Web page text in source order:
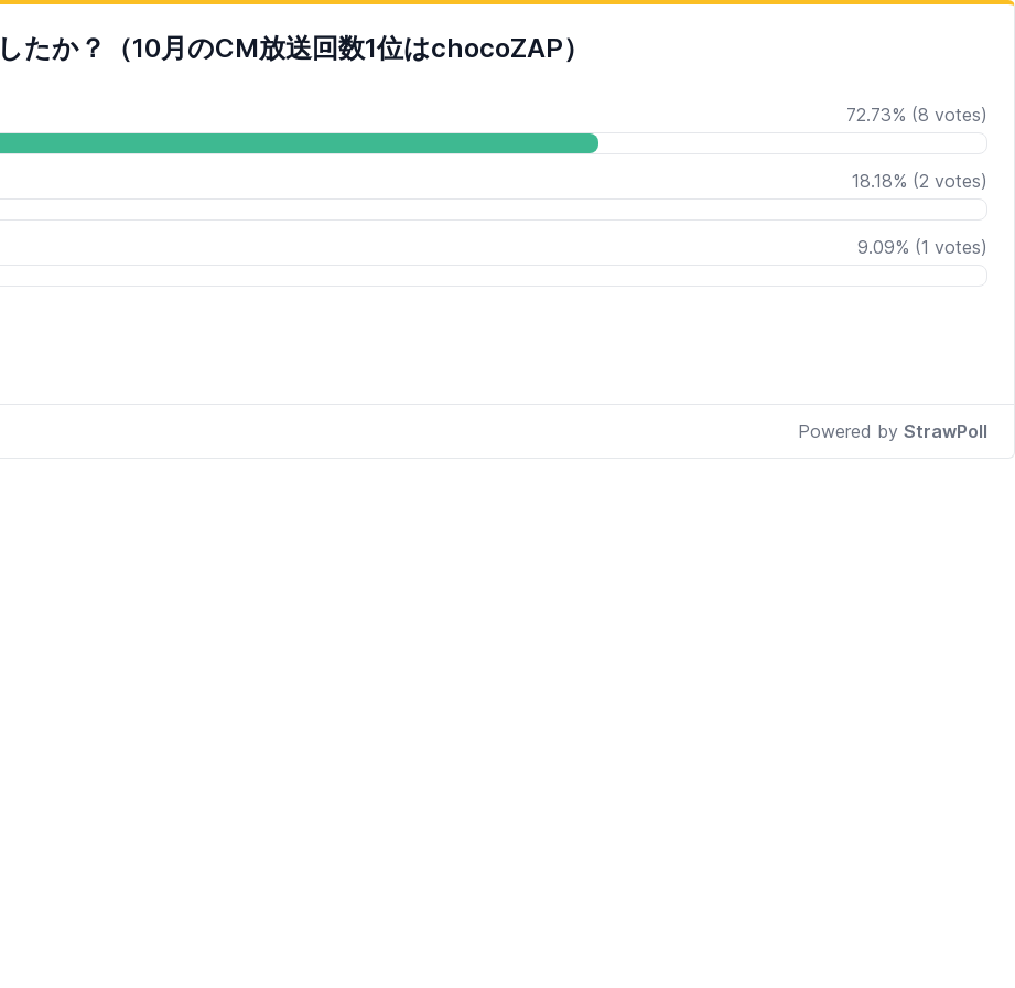
たか？（10月のCM放送回数1位はchocoZAP）
72.73% (8 votes)
18.18% (2 votes)
9.09% (1 votes)
Powered by StrawPoll